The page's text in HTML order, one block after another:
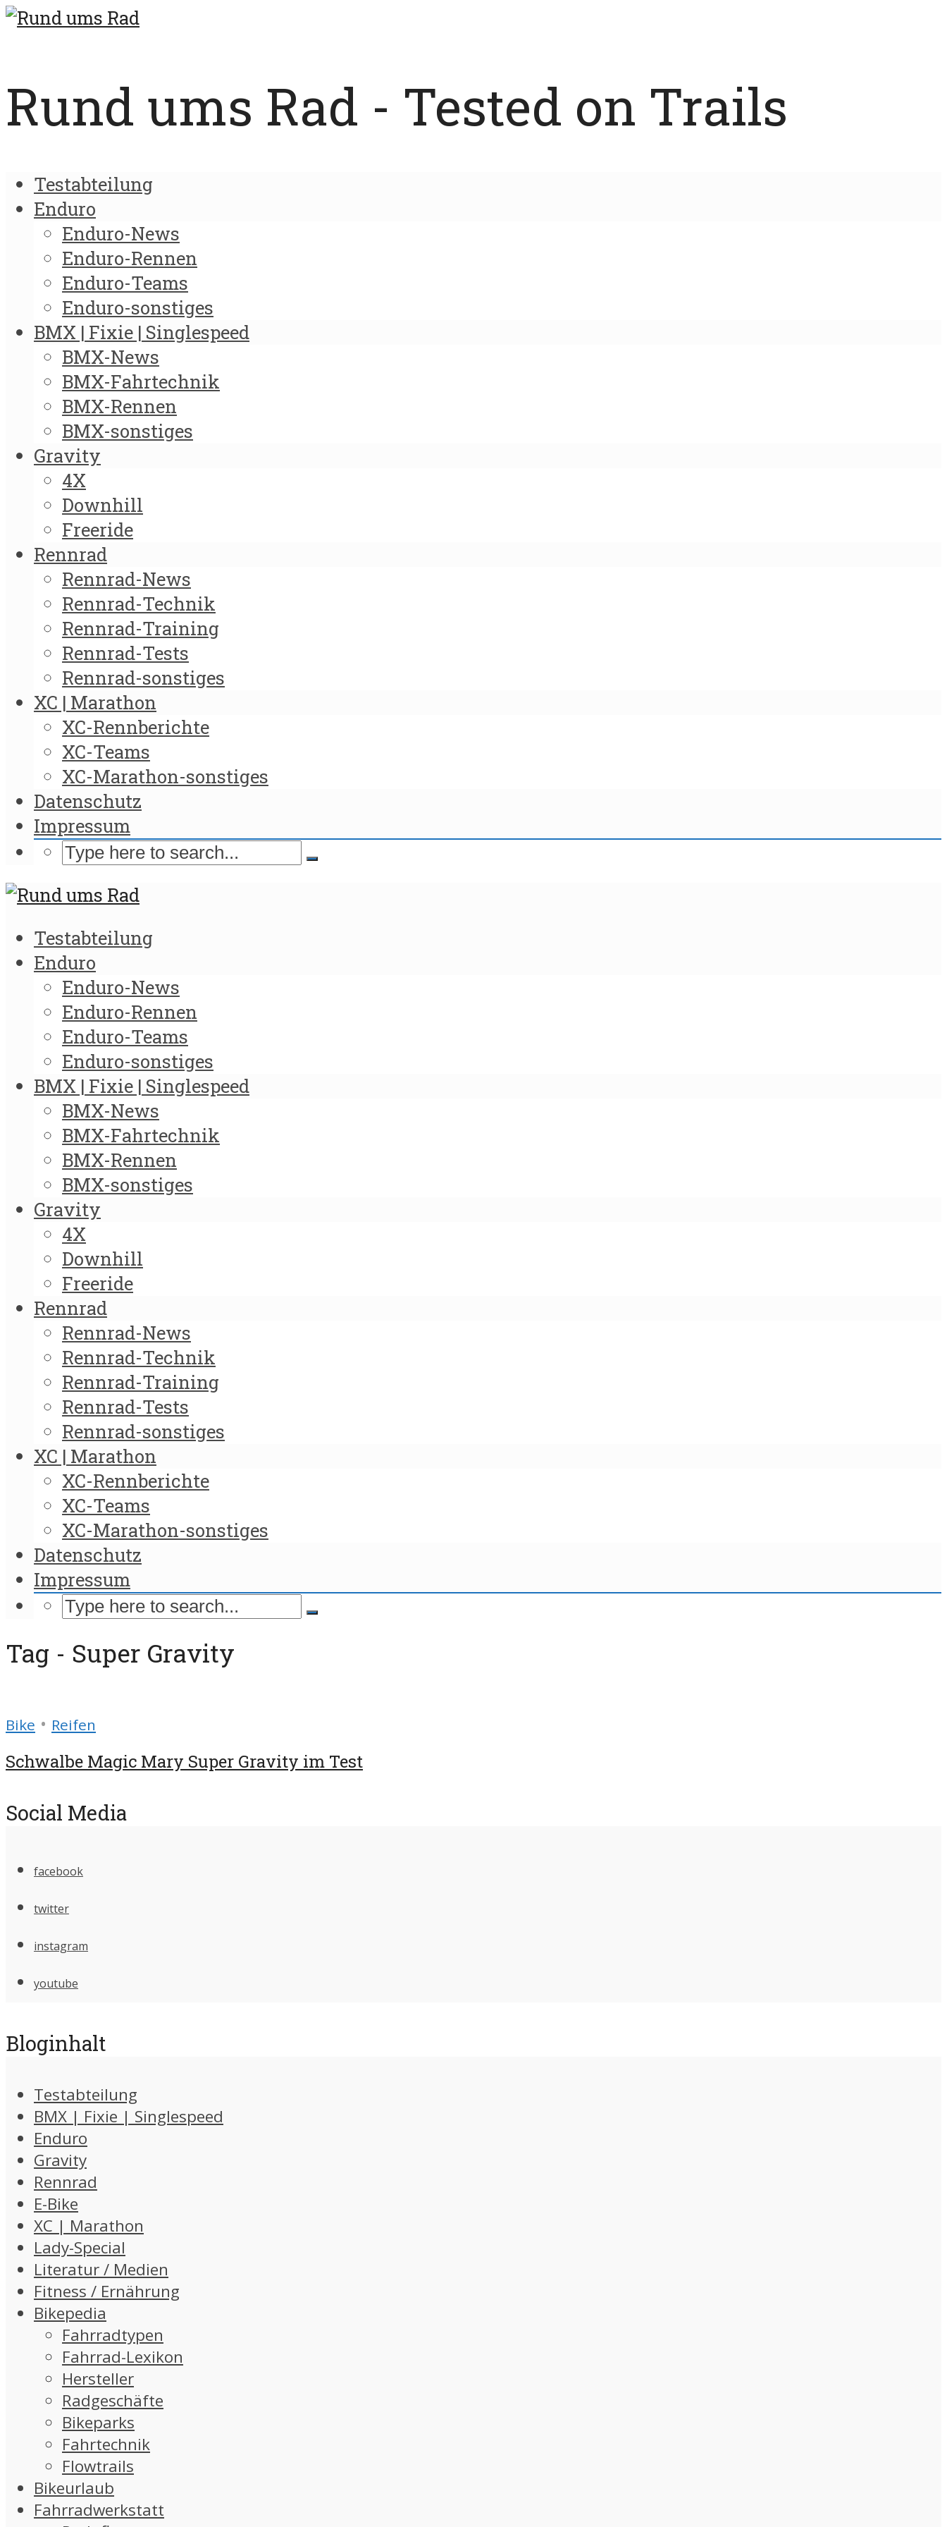
Rund ums Rad - Tested on Trails
Testabteilung
Enduro
Enduro-News
Enduro-Rennen
Enduro-Teams
Enduro-sonstiges
BMX | Fixie | Singlespeed
BMX-News
BMX-Fahrtechnik
BMX-Rennen
BMX-sonstiges
Gravity
4X
Downhill
Freeride
Rennrad
Rennrad-News
Rennrad-Technik
Rennrad-Training
Rennrad-Tests
Rennrad-sonstiges
XC | Marathon
XC-Rennberichte
XC-Teams
XC-Marathon-sonstiges
Datenschutz
Impressum
Testabteilung
Enduro
Enduro-News
Enduro-Rennen
Enduro-Teams
Enduro-sonstiges
BMX | Fixie | Singlespeed
BMX-News
BMX-Fahrtechnik
BMX-Rennen
BMX-sonstiges
Gravity
4X
Downhill
Freeride
Rennrad
Rennrad-News
Rennrad-Technik
Rennrad-Training
Rennrad-Tests
Rennrad-sonstiges
XC | Marathon
XC-Rennberichte
XC-Teams
XC-Marathon-sonstiges
Datenschutz
Impressum
Tag - Super Gravity
Bike • Reifen
Schwalbe Magic Mary Super Gravity im Test
Social Media
facebook
twitter
instagram
youtube
Bloginhalt
Testabteilung
BMX | Fixie | Singlespeed
Enduro
Gravity
Rennrad
E-Bike
XC | Marathon
Lady-Special
Literatur / Medien
Fitness / Ernährung
Bikepedia
Fahrradtypen
Fahrrad-Lexikon
Hersteller
Radgeschäfte
Bikeparks
Fahrtechnik
Flowtrails
Bikeurlaub
Fahrradwerkstatt